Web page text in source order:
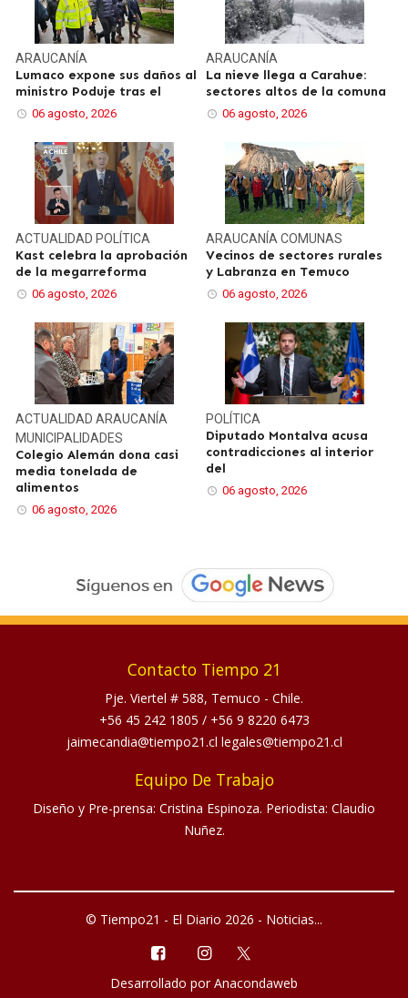
ARAUCANÍA
Lumaco expone sus daños al
ministro Poduje tras el
06 agosto, 2026
ARAUCANÍA
La nieve llega a Carahue:
sectores altos de la comuna
06 agosto, 2026
ACTUALIDADPOLÍTICA
Kast celebra la aprobación
de la megarreforma
06 agosto, 2026
ARAUCANÍA COMUNAS
Vecinos de sectores rurales
y Labranza en Temuco
06 agosto, 2026
ACTUALIDADARAUCANÍA
MUNICIPALIDADES
Colegio Alemán dona casi
media tonelada de
alimentos
06 agosto, 2026
POLÍTICA
Diputado Montalva acusa
contradicciones al interior
del
06 agosto, 2026
Contacto Tiempo 21
Pje. Viertel # 588, Temuco - Chile.
+56 45 242 1805 / +56 9 8220 6473
jaimecandia@tiempo21.cl legales@tiempo21.cl
Equipo De Trabajo
Diseño y Pre-prensa: Cristina Espinoza. Periodista: Claudio
Nuñez.
© Tiempo21 - El Diario 2026 - Noticias...
Desarrollado por Anacondaweb